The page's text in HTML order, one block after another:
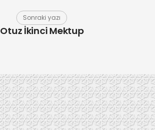
Sonraki yazı
Otuz İkinci Mektup